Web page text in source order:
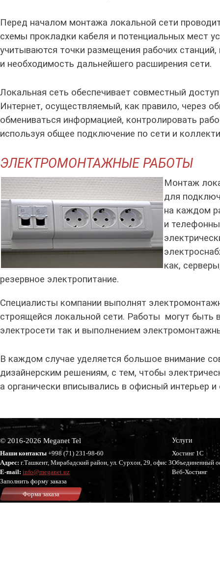
Перед началом монтажа локальной сети
схемы прокладки кабеля и потенциальных мест
учитываются точки размещения рабочих
и необходимость дальнейшего расширения сети.
Локальная сеть обеспечивает совместный
Интернет, осуществляемый, как правило, через
обмениваться информацией, контролировать
используя общее подключение по сети и
ЭЛЕКТРОМОНТАЖНЫЕ РАБОТЫ
Монтаж
для
на каждом
и
как,
резервное электропитание.
Специалисты компании выполнят
строящейся локальной сети. Работы могут
электросети так и выполнением
В каждом случае уделяется большое внимание
дизайнерским решениям, с тем, чтобы
а органически вписывались в офисный интерьер
© 2016-2026 Meganet Tel
Наши контакты +998 (71) 231-98-60
Адрес: г.Ташкент, Мирабадский район, ул. Сурхон, 29, офис 3
E-mail: info@meganet.uz
Заполнить форму заказа
Форма заказа
Услуги
Хостинг 1С
Объединенный
Веб-Хостинг